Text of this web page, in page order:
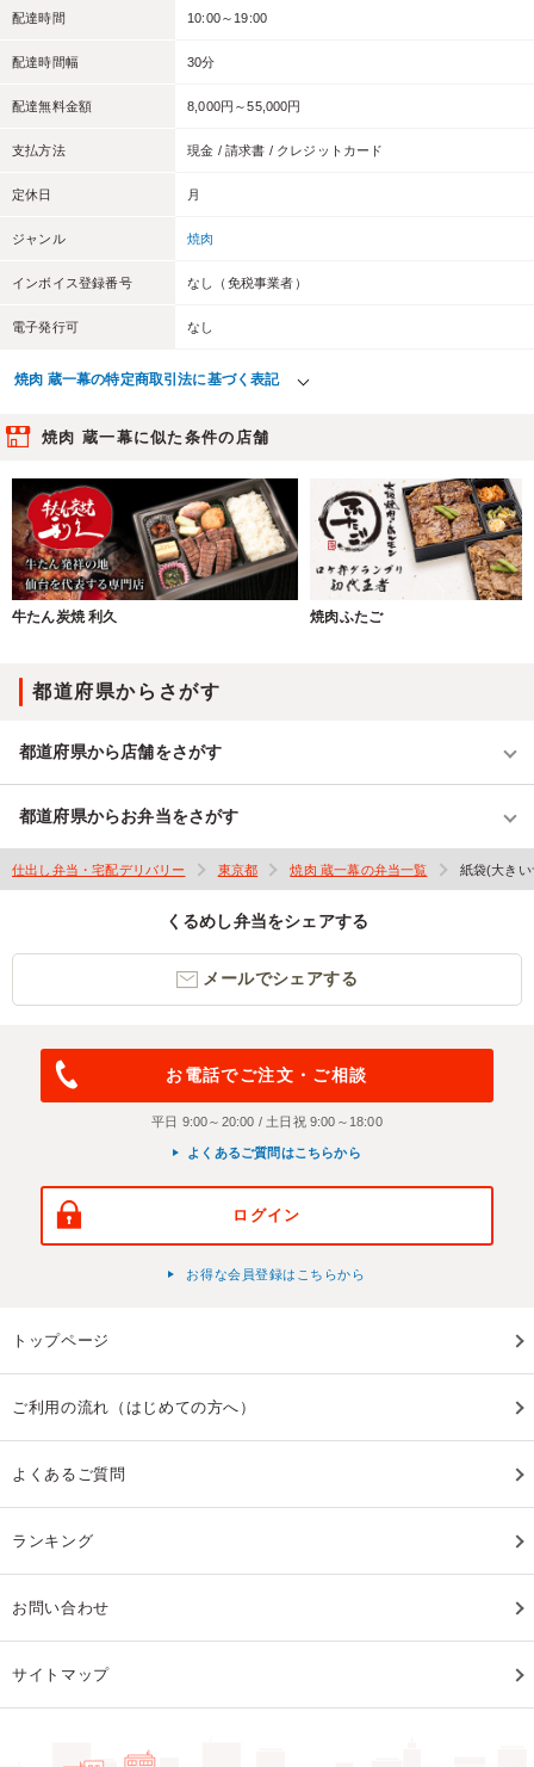
配達時間 10:00～19:00
配達時間幅 30分
配達無料金額 8,000円～55,000円
支払方法 現金 / 請求書 / クレジットカード
定休日 月
ジャンル 焼肉
インボイス登録番号 なし（免税事業者）
電子発行可 なし
焼肉 蔵一幕の特定商取引法に基づく表記
焼肉 蔵一幕に似た条件の店舗
牛たん炭焼 利久 焼肉ふたご
都道府県からさがす
都道府県から店舗をさがす
都道府県からお弁当をさがす
仕出し弁当・宅配デリバリー 東京都 焼肉 蔵一幕の弁当一覧 紙袋(大き
くるめし弁当をシェアする
メールでシェアする
お電話でご注文・ご相談
平日 9:00～20:00 / 土日祝 9:00～18:00
よくあるご質問はこちらから
ログイン
お得な会員登録はこちらから
トップページ
ご利用の流れ（はじめての方へ）
よくあるご質問
ランキング
お問い合わせ
サイトマップ